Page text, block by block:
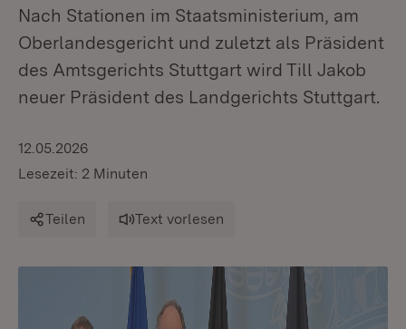
Nach Stationen im Staatsministerium, am
Oberlandesgericht und zuletzt als Präsident
des Amtsgerichts Stuttgart wird Till Jakob
neuer Präsident des Landgerichts Stuttgart.
12.05.2026
Lesezeit: 2 Minuten
Teilen Text vorlesen